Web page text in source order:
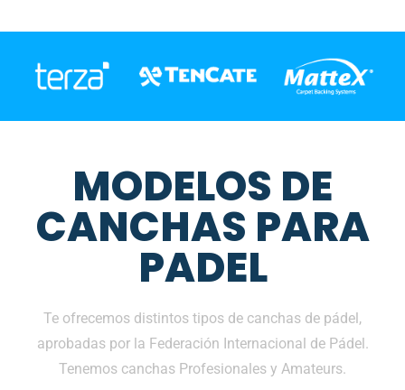
MODELOS DE
CANCHAS PARA
PADEL
Te ofrecemos distintos tipos de canchas de pádel,
aprobadas por la Federación Internacional de Pádel.
Tenemos canchas Profesionales y Amateurs.